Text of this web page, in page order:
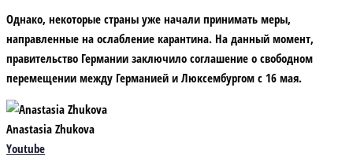
Однако, некоторые страны уже начали принимать меры,
направленные на ослабление карантина. На данный момент,
правительство Германии заключило соглашение о свободном
перемещении между Германией и Люксембургом с 16 мая.
Anastasia Zhukova
Youtube